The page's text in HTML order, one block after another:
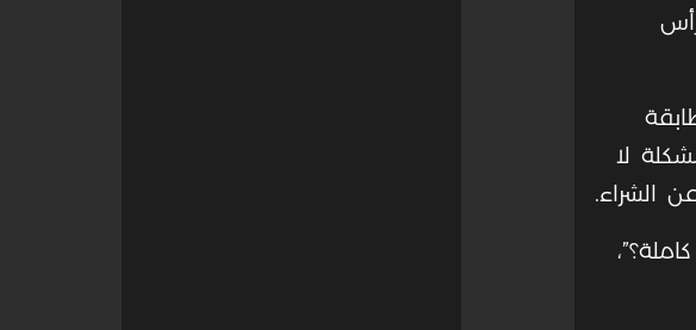
مقارنة بنحو 800 ألف رأس
20 ألف رأس مطابقة
المشكلة لا
الشراء.